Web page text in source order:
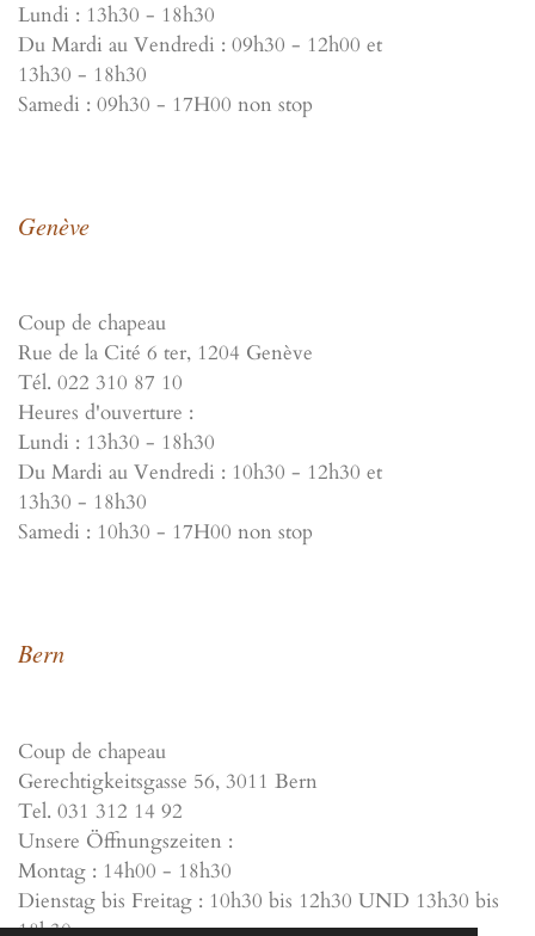
Lundi : 13h30 - 18h30
Du Mardi au Vendredi : 09h30 - 12h00 et
13h30 - 18h30
Samedi : 09h30 - 17H00 non stop
Genève
Coup de chapeau
Rue de la Cité 6 ter, 1204 Genève
Tél. 022 310 87 10
Heures d'ouverture :
Lundi : 13h30 - 18h30
Du Mardi au Vendredi : 10h30 - 12h30 et
13h30 - 18h30
Samedi : 10h30 - 17H00 non stop
Bern
Coup de chapeau
Gerechtigkeitsgasse 56, 3011 Bern
Tel. 031 312 14 92
Unsere Öffnungszeiten :
Montag : 14h00 - 18h30
Dienstag bis Freitag : 10h30 bis 12h30 UND 13h30 bis
18h30